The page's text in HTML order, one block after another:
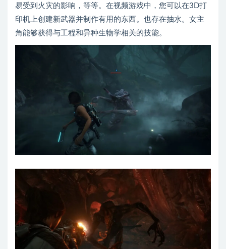
易受到火灾的影响，等等。在视频游戏中，您可以在3D打
印机上创建新武器并制作有用的东西。也存在抽水。女主
角能够获得与工程和异种生物学相关的技能。